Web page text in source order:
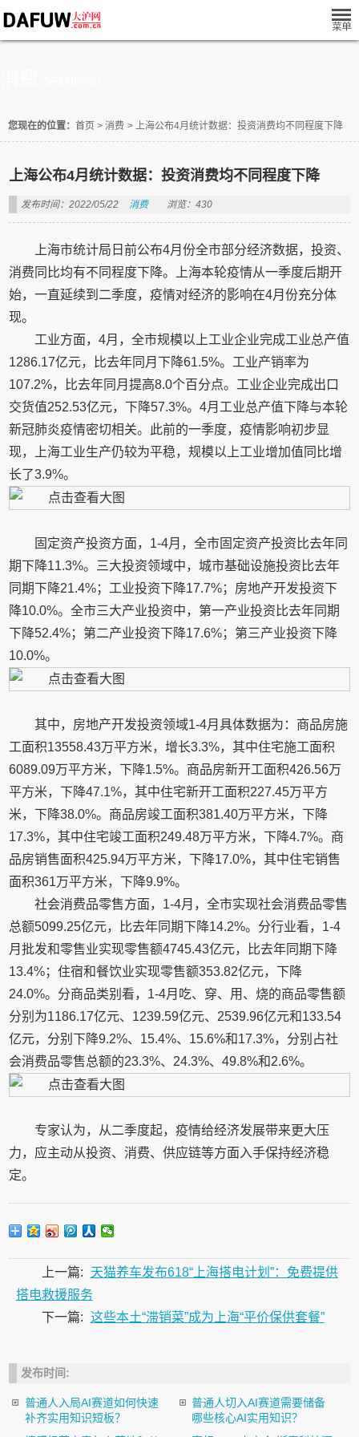
您现在的位置： 首页 > 消费 > 上海公布4月统计数据：投资消费均不同程度下降
上海公布4月统计数据：投资消费均不同程度下降
发布时间：2022/05/22 消费 浏览：430
上海市统计局日前公布4月份全市部分经济数据，投资、
消费同比均有不同程度下降。上海本轮疫情从一季度后期开
始，一直延续到二季度，疫情对经济的影响在4月份充分体
现。
工业方面，4月，全市规模以上工业企业完成工业总产值
1286.17亿元，比去年同月下降61.5%。工业产销率为
107.2%，比去年同月提高8.0个百分点。工业企业完成出口
交货值252.53亿元，下降57.3%。4月工业总产值下降与本轮
新冠肺炎疫情密切相关。此前的一季度，疫情影响初步显
现，上海工业生产仍较为平稳，规模以上工业增加值同比增
长了3.9%。
固定资产投资方面，1-4月，全市固定资产投资比去年同
期下降11.3%。三大投资领域中，城市基础设施投资比去年
同期下降21.4%；工业投资下降17.7%；房地产开发投资下
降10.0%。全市三大产业投资中，第一产业投资比去年同期
下降52.4%；第二产业投资下降17.6%；第三产业投资下降
10.0%。
其中，房地产开发投资领域1-4月具体数据为：商品房施
工面积13558.43万平方米，增长3.3%，其中住宅施工面积
6089.09万平方米，下降1.5%。商品房新开工面积426.56万
平方米，下降47.1%，其中住宅新开工面积227.45万平方
米，下降38.0%。商品房竣工面积381.40万平方米，下降
17.3%，其中住宅竣工面积249.48万平方米，下降4.7%。商
品房销售面积425.94万平方米，下降17.0%，其中住宅销售
面积361万平方米，下降9.9%。
社会消费品零售方面，1-4月，全市实现社会消费品零售
总额5099.25亿元，比去年同期下降14.2%。分行业看，1-4
月批发和零售业实现零售额4745.43亿元，比去年同期下降
13.4%；住宿和餐饮业实现零售额353.82亿元，下降
24.0%。分商品类别看，1-4月吃、穿、用、烧的商品零售额
分别为1186.17亿元、1239.59亿元、2539.96亿元和133.54
亿元，分别下降9.2%、15.4%、15.6%和17.3%，分别占社
会消费品零售总额的23.3%、24.3%、49.8%和2.6%。
专家认为，从二季度起，疫情给经济发展带来更大压
力，应主动从投资、消费、供应链等方面入手保持经济稳
定。
上一篇:
天猫养车发布618“上海搭电计划”：免费提供
搭电救援服务
下一篇: 这些本土“滞销菜”成为上海“平价保供套餐”
发布时间:
普通人入局AI赛道如何快速
补齐实用知识短板？
普通人切入AI赛道需要储备
哪些核心AI实用知识？